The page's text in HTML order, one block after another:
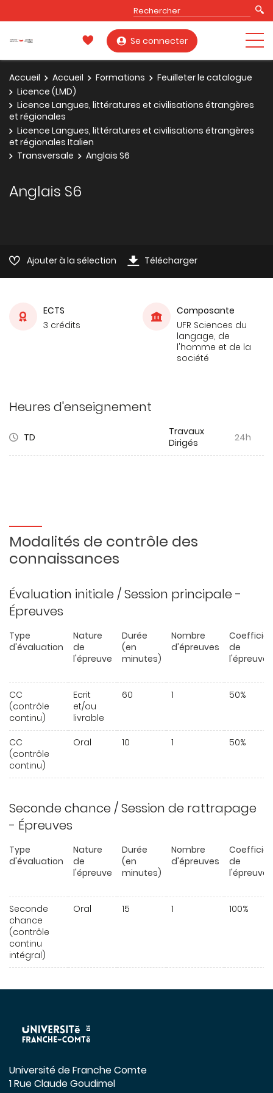
Se connecter
Accueil Accueil Formations
Feuilleter le catalogue
Licence (LMD)
Licence Langues, littératures et civilisations étrangères
et régionales
Licence Langues, littératures et civilisations étrangères
et régionales Italien
Transversale
Anglais S6
Anglais S6
Ajouter à la sélection Télécharger
ECTS
3 crédits
Composante
UFR Sciences du
langage, de
l'homme et de la
société
Heures d'enseignement
TD
Travaux
Dirigés
24h
Modalités de contrôle des
connaissances
Évaluation initiale / Session principale -
Épreuves
Type
d'évaluation
Nature
de
l'épreuve
Durée
(en
minutes)
Nombre
d'épreuves
de
l'épreuve
CC
(contrôle
continu)
Ecrit
et/ou
livrable
60 1 50%
CC
(contrôle
continu)
Oral 10 1 50%
Seconde chance / Session de rattrapage
- Épreuves
Type
d'évaluation
Nature
de
l'épreuve
Durée
(en
minutes)
Nombre
d'épreuves
de
l'épreuve
Seconde
chance
(contrôle
continu
intégral)
Oral 15 1 100%
Université de Franche Comte
1 Rue Claude Goudimel